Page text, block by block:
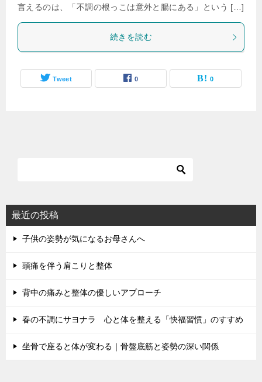
言えるのは、「不調の根っこは意外と腸にある」という […]
続きを読む
Tweet 0 0
最近の投稿
子供の姿勢が気になるお母さんへ
頭痛を伴う肩こりと整体
背中の痛みと整体の優しいアプローチ
春の不調にサヨナラ 心と体を整える「快福習慣」のすすめ
坐骨で座ると体が変わる｜骨盤底筋と姿勢の深い関係